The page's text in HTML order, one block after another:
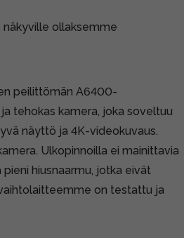
ollaksemme
peilittömän A6400-
tehokas kamera, joka soveltuu
näyttö ja 4K-videokuvaus.
Ulkopinnoilla ei mainittavia
hiusnaarmu, jotka eivät
on testattu ja